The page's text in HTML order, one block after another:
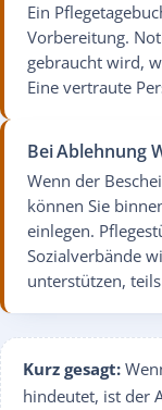
Ein
Vorbereitung.
gebraucht wird,
Eine vertraute
Bei Ablehnung
Wenn der
können Sie
einlegen.
Sozialverbände
unterstützen,
Kurz gesagt:
hindeutet, ist der